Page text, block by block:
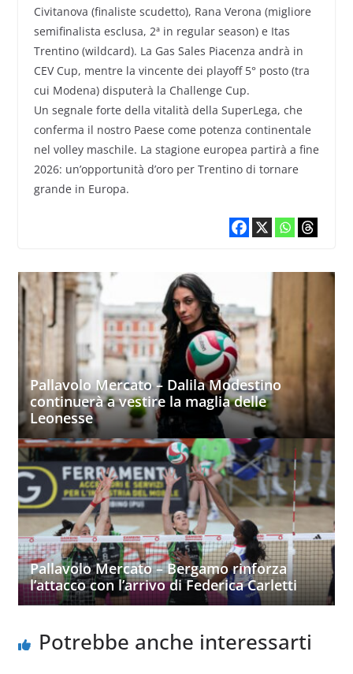
Civitanova (finaliste scudetto), Rana Verona (migliore
semifinalista esclusa, 2ª in regular season) e Itas
Trentino (wildcard). La Gas Sales Piacenza andrà in
CEV Cup, mentre la vincente dei playoff 5° posto (tra
cui Modena) disputerà la Challenge Cup.
Un segnale forte della vitalità della SuperLega, che
conferma il nostro Paese come potenza continentale
nel volley maschile. La stagione europea partirà a fine
2026: un’opportunità d’oro per Trentino di tornare
grande in Europa.
Pallavolo Mercato – Dalila Modestino
continuerà a vestire la maglia delle
Leonesse
Pallavolo Mercato – Bergamo rinforza
l’attacco con l’arrivo di Federica Carletti
Potrebbe anche interessarti